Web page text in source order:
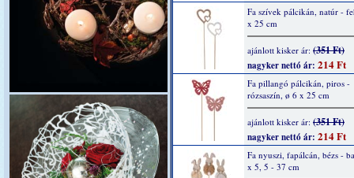
Fa szívek pálcikán, natúr -
x 25 cm
ajánlott kisker ár: (351 Ft)
nagyker nettó ár: 214 Ft
Fa pillangó pálcikán, piros -
rózsaszín, ø 6 x 25 cm
ajánlott kisker ár: (351 Ft)
nagyker nettó ár: 214 Ft
Fa nyuszi, fapálcán, bézs -
x 5, 5 - 37 cm